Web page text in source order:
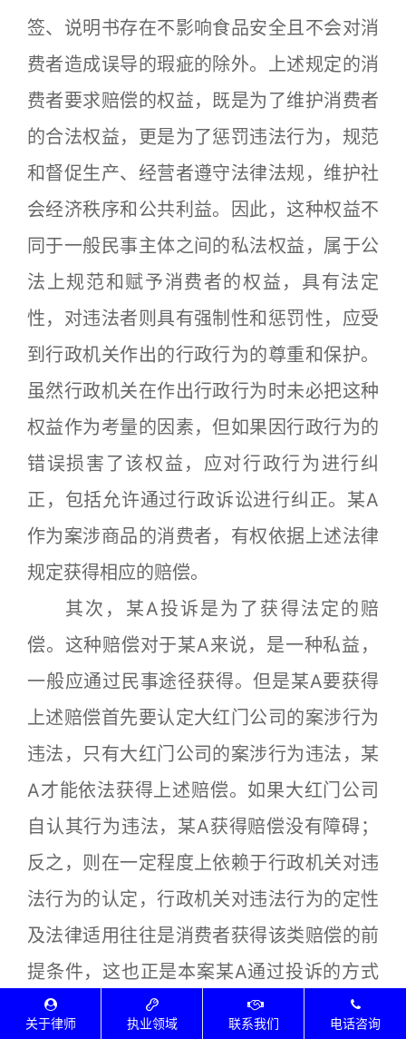
签、说明书存在不影响食品安全且不会对消
费者造成误导的瑕疵的除外。上述规定的消
费者要求赔偿的权益，既是为了维护消费者
的合法权益，更是为了惩罚违法行为，规范
和督促生产、经营者遵守法律法规，维护社
会经济秩序和公共利益。因此，这种权益不
同于一般民事主体之间的私法权益，属于公
法上规范和赋予消费者的权益，具有法定
性，对违法者则具有强制性和惩罚性，应受
到行政机关作出的行政行为的尊重和保护。
虽然行政机关在作出行政行为时未必把这种
权益作为考量的因素，但如果因行政行为的
错误损害了该权益，应对行政行为进行纠
正，包括允许通过行政诉讼进行纠正。某A
作为案涉商品的消费者，有权依据上述法律
规定获得相应的赔偿。
其次，某A投诉是为了获得法定的赔
偿。这种赔偿对于某A来说，是一种私益，
一般应通过民事途径获得。但是某A要获得
上述赔偿首先要认定大红门公司的案涉行为
违法，只有大红门公司的案涉行为违法，某
A才能依法获得上述赔偿。如果大红门公司
自认其行为违法，某A获得赔偿没有障碍；
反之，则在一定程度上依赖于行政机关对违
法行为的认定，行政机关对违法行为的定性
及法律适用往往是消费者获得该类赔偿的前
提条件，这也正是本案某A通过投诉的方式
要求如皋市场监管局进行调查处理的主要原
关于律师 执业领域 联系我们 电话咨询